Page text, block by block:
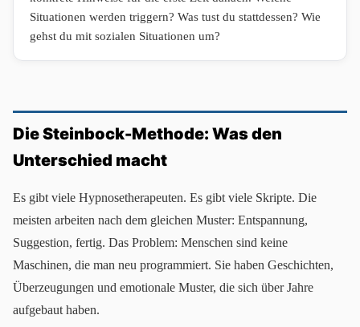
Situationen werden triggern? Was tust du stattdessen? Wie
gehst du mit sozialen Situationen um?
Die Steinbock-Methode: Was den
Unterschied macht
Es gibt viele Hypnosetherapeuten. Es gibt viele Skripte. Die
meisten arbeiten nach dem gleichen Muster: Entspannung,
Suggestion, fertig. Das Problem: Menschen sind keine
Maschinen, die man neu programmiert. Sie haben Geschichten,
Überzeugungen und emotionale Muster, die sich über Jahre
aufgebaut haben.